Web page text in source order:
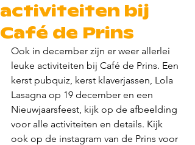
activiteiten bij
Café de Prins
Ook in december zijn er weer allerlei
leuke activiteiten bij Café de Prins. Een
kerst pubquiz, kerst klaverjassen, Lola
Lasagna op 19 december en een
Nieuwjaarsfeest, kijk op de afbeelding
voor alle activiteiten en details. Kijk
ook op de instagram van de Prins voor